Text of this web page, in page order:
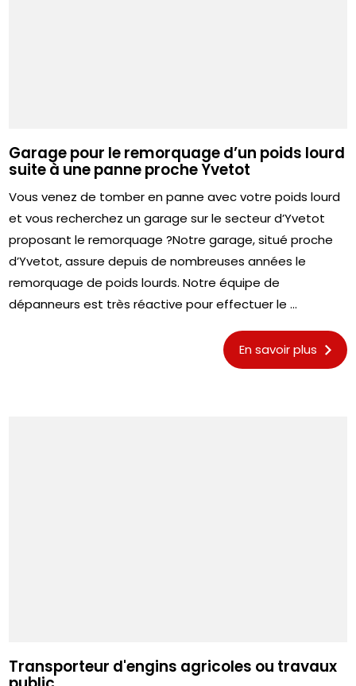
Garage pour le remorquage d’un poids lourd
suite à une panne proche Yvetot
Vous venez de tomber en panne avec votre poids lourd
et vous recherchez un garage sur le secteur d’Yvetot
proposant le remorquage ?Notre garage, situé proche
d’Yvetot, assure depuis de nombreuses années le
remorquage de poids lourds. Notre équipe de
dépanneurs est très réactive pour effectuer le ...
En savoir plus
Transporteur d'engins agricoles ou travaux